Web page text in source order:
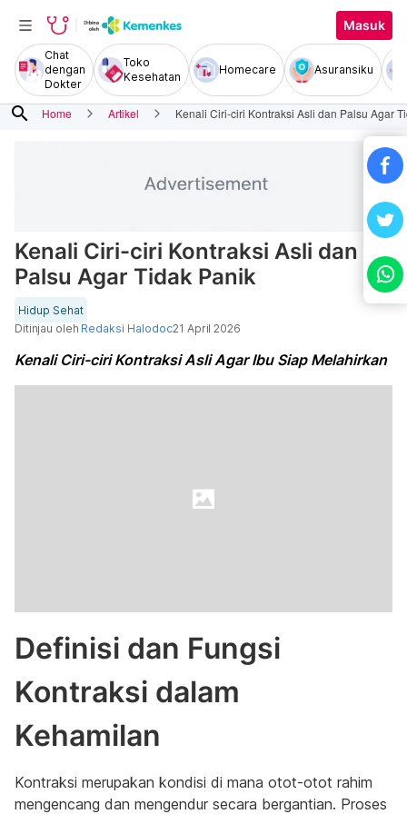
Masuk
Chat
dengan
Dokter
Toko
Kesehatan
Homecare Asuransiku
search Home Artikel Kenali Ciri-ciri Kontraksi Asli dan Palsu Agar
Kenali Ciri-ciri Kontraksi Asli dan
Palsu Agar Tidak Panik
Hidup Sehat
Ditinjau oleh Redaksi Halodoc21 April 2026
Kenali Ciri-ciri Kontraksi Asli Agar Ibu Siap Melahirkan
Definisi dan Fungsi
Kontraksi dalam
Kehamilan
Kontraksi merupakan kondisi di mana otot-otot rahim
mengencang dan mengendur secara bergantian. Proses